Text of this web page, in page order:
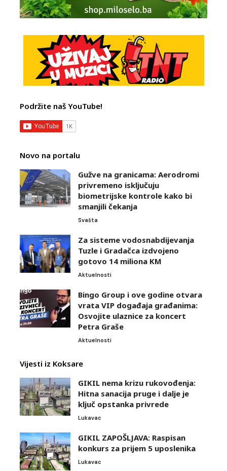
Podržite naš YouTube!
Novo na portalu
Gužve na granicama: Aerodromi
privremeno isključuju
biometrijske kontrole kako bi
smanjili čekanja
Svašta
Za sisteme vodosnabdijevanja
Tuzle i Gradačca izdvojeno
gotovo 14 miliona KM
Aktuelnosti
Bingo Group i ove godine otvara
vrata VIP događaja građanima:
Osvojite ulaznice za koncert
Petra Graše
Aktuelnosti
Vijesti iz Koksare
GIKIL nema krizu rukovođenja:
Hitna sanacija pruge i dalje je
ključ opstanka privrede
Lukavac
GIKIL ZAPOŠLJAVA: Raspisan
konkurs za prijem 5 uposlenika
Lukavac